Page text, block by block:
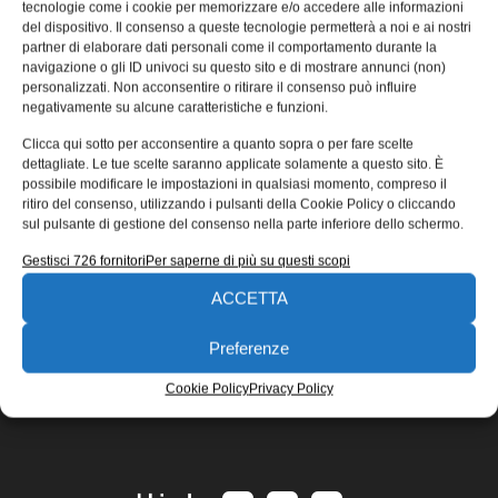
tecnologie come i cookie per memorizzare e/o accedere alle informazioni
del dispositivo. Il consenso a queste tecnologie permetterà a noi e ai nostri
partner di elaborare dati personali come il comportamento durante la
navigazione o gli ID univoci su questo sito e di mostrare annunci (non)
personalizzati. Non acconsentire o ritirare il consenso può influire
negativamente su alcune caratteristiche e funzioni.
Clicca qui sotto per acconsentire a quanto sopra o per fare scelte
dettagliate. Le tue scelte saranno applicate solamente a questo sito. È
possibile modificare le impostazioni in qualsiasi momento, compreso il
ritiro del consenso, utilizzando i pulsanti della Cookie Policy o cliccando
sul pulsante di gestione del consenso nella parte inferiore dello schermo.
Gestisci 726 fornitoriPer saperne di più su questi scopi
ACCETTA
Preferenze
Cookie PolicyPrivacy Policy
Nell’anno della celebrazione dei 40 anni dalla fondazione,
Interfluid, distributore di componenti per la pneumatica e
l’oleodinamica dal 1979, ha
Aldo Zasso 05/11/2019
EDICOLA WEB